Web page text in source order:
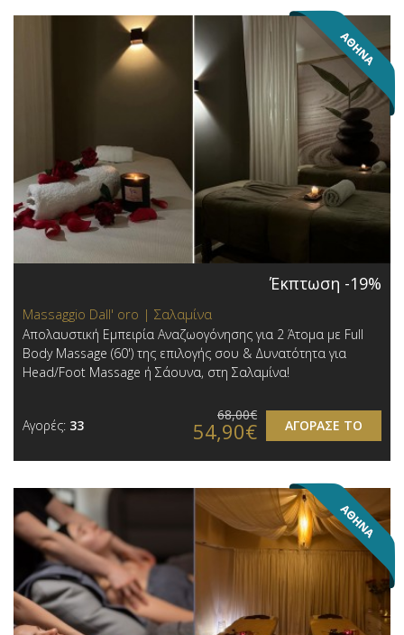
Έκπτωση -19%
Massaggio Dall' oro | Σαλαμίνα
Απολαυστική Εμπειρία Αναζωογόνησης για 2 Άτομα με Full
Body Massage (60') της επιλογής σου & Δυνατότητα για
Head/Foot Massage ή Σάουνα, στη Σαλαμίνα!
Αγορές: 33 ΑΓΟΡΑΣΕ ΤΟ
68,00€
54,90€